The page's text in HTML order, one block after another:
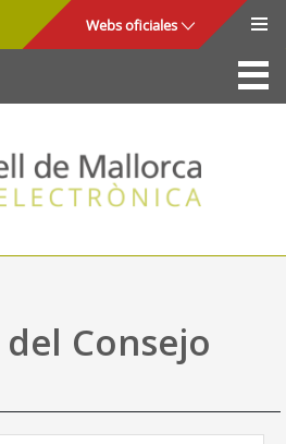
Webs oficiales
La Sede
Consejo de Mallorca
Acceso y seguridad
Utilidades
Mapa web
Ayuda
Consejo